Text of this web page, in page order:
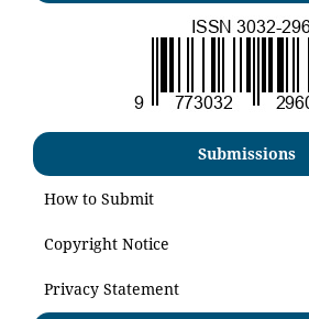
Submissions
How to Submit
Copyright Notice
Privacy Statement